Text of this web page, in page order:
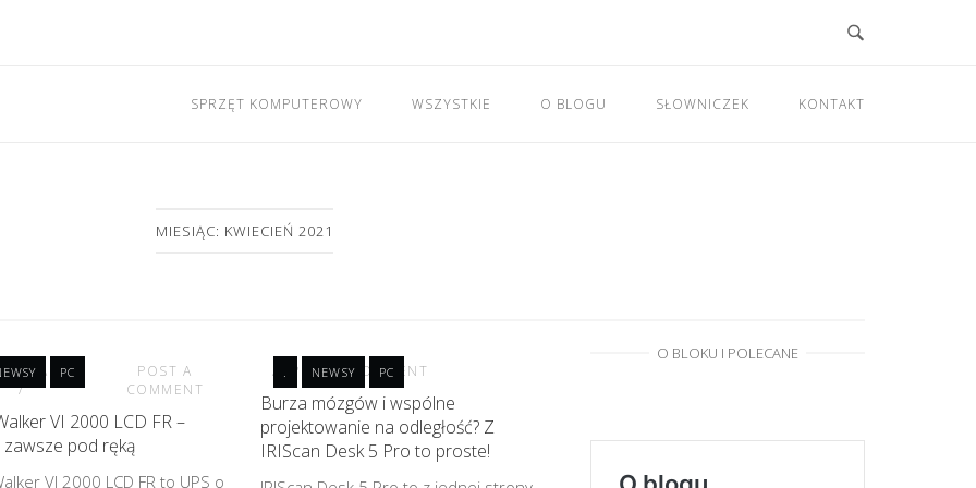
SPRZĘT KOMPUTEROWY WSZYSTKIE O BLOGU SŁOWNICZEK KONTAKT
MIESIĄC: KWIECIEŃ 2021
PC
2021
POST A
COMMENT
VI 2000 LCD FR –
zawsze pod ręką
VI 2000 LCD FR to UPS o
. NEWSY PC
POST A COMMENT
Burza mózgów i wspólne
projektowanie na odległość? Z
IRIScan Desk 5 Pro to proste!
O BLOKU I POLECANE